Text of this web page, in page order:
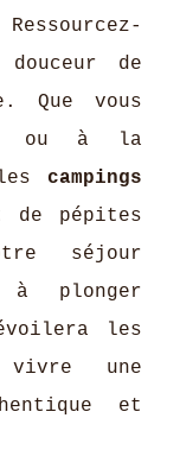
de
Que vous
ou à la
campings
de pépites
séjour
à plonger
les
vivre une
et